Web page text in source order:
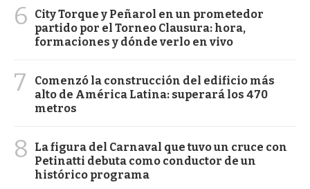
6
City Torque y Peñarol en un prometedor
partido por el Torneo Clausura: hora,
formaciones y dónde verlo en vivo
7
Comenzó la construcción del edificio más
alto de América Latina: superará los 470
metros
8
La figura del Carnaval que tuvo un cruce con
Petinatti debuta como conductor de un
histórico programa